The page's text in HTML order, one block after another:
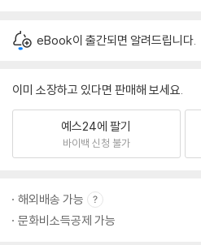
eBook이 출간되면 알려드립니다.
이미 소장하고 있다면 판매해 보세요.
예스24에 팔기
바이백 신청 불가
해외배송 가능
문화비소득공제 가능